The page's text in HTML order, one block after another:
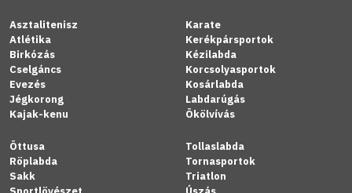
Asztalitenisz
Atlétika
Birkózás
Cselgáncs
Evezés
Jégkorong
Kajak-kenu
Karate
Kerékpársportok
Kézilabda
Korcsolyasportok
Kosárlabda
Labdarúgás
Ökölvívás
Öttusa
Röplabda
Sakk
Tollaslabda
Tornasportok
Triatlon